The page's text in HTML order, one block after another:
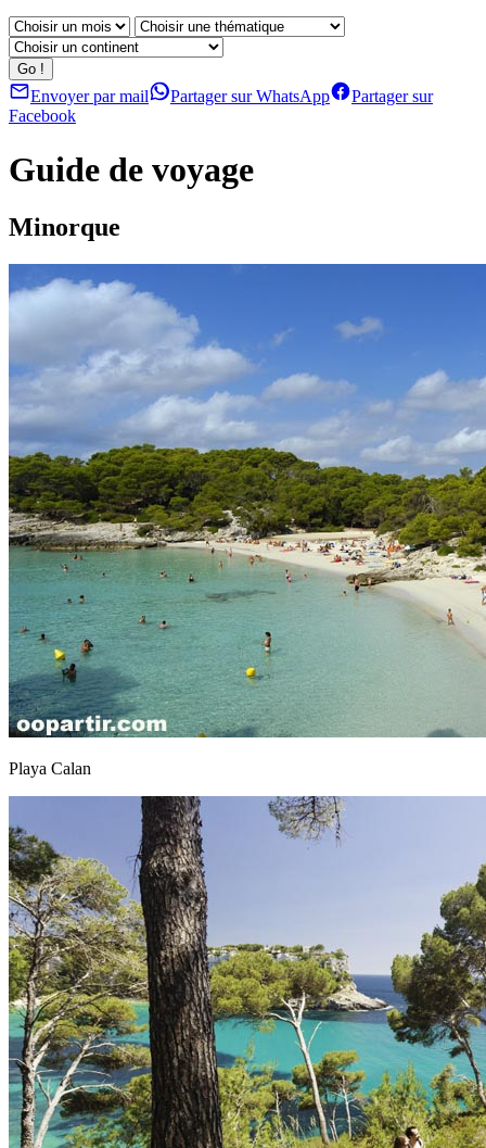
Envoyer par mail Partager sur WhatsApp
Partager sur
Facebook
Guide de voyage
Minorque
Playa Calan